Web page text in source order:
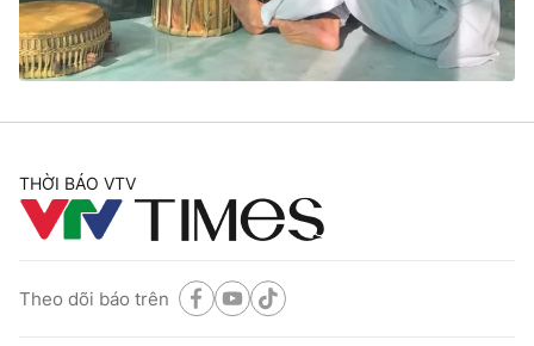
Thế giới đó đây
Câu chuyện quốc tế
Tài chính
Thị trường
Góc doanh nghiệp
Dữ liệu và đời sống
Truyền hình
Phim VTV
Hậu trường
Giải trí
Điện ảnh
Âm nhạc
Du lịch
THỜI BÁO VTV
Theo dõi báo trên